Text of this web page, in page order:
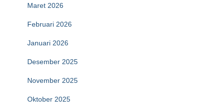
Maret 2026
Februari 2026
Januari 2026
Desember 2025
November 2025
Oktober 2025